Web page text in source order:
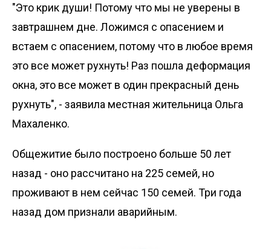
"Это крик души! Потому что мы не уверены в
завтрашнем дне. Ложимся с опасением и
встаем с опасением, потому что в любое время
это все может рухнуть! Раз пошла деформация
окна, это все может в один прекрасный день
рухнуть", - заявила местная жительница Ольга
Махаленко.
Общежитие было построено больше 50 лет
назад - оно рассчитано на 225 семей, но
проживают в нем сейчас 150 семей. Три года
назад дом признали аварийным.